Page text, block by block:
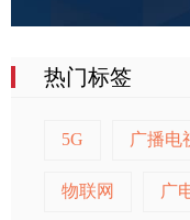
热门标签
5G 广播电
物联网 广